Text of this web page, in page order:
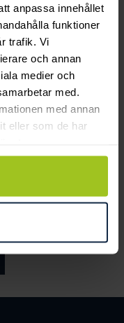
anpassa innehållet
funktioner
trafik. Vi
och annan
medier och
med.
med annan
eller som de har
Earring
:499 kr
kr
ett hållbart